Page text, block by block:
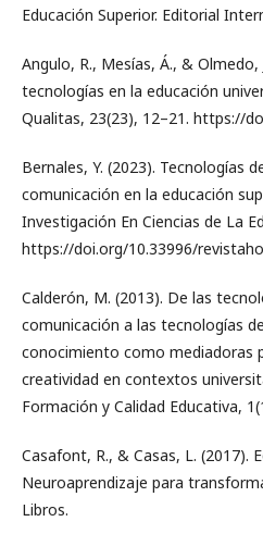
Educación Superior. Editorial
Angulo, R., Mesías, Á., &
tecnologías en la educación
Qualitas, 23(23), 12–21. https://
Bernales, Y. (2023). Tecnologías
comunicación en la educación
Investigación En Ciencias de La
https://doi.org/10.33996/
Calderón, M. (2013). De las
comunicación a las tecnologías
conocimiento como mediadoras
creatividad en contextos
Formación y Calidad Educativa,
Casafont, R., & Casas, L. (2017).
Neuroaprendizaje para
Libros.